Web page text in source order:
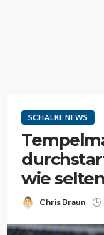
SCHALKE NEWS
wie
Chris Braun